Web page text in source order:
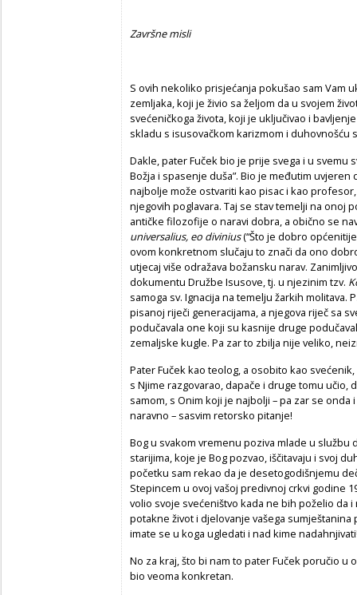
Završne misli
S ovih nekoliko prisjećanja pokušao sam Vam
zemljaka, koji je živio sa željom da u svojem
svećeničkoga života, koji je uključivao i
skladu s isusovačkom karizmom i duhovnošću
Dakle, pater Fuček bio je prije svega i u svemu
Božja i spasenje duša”. Bio je međutim
najbolje može ostvariti kao pisac i kao
njegovih poglavara. Taj se stav temelji na onoj
antičke filozofije o naravi dobra, a obično se
universalius, eo divinius(“Što je dobro
ovom konkretnom slučaju to znači da ono
utjecaj više odražava božansku narav.
dokumentu Družbe Isusove, tj. u njezinim tzv.
samoga sv. Ignacija na temelju žarkih molitava.
pisanoj riječi generacijama, a njegova riječ sa
podučavala one koji su kasnije druge
zemaljske kugle. Pa zar to zbilja nije veliko,
Pater Fuček kao teolog, a osobito kao
s Njime razgovarao, dapače i druge tomu učio,
samom, s Onim koji je najbolji – pa zar se
naravno – sasvim retorsko pitanje!
Bog u svakom vremenu poziva mlade u službu
starijima, koje je Bog pozvao, iščitavaju i svoj
početku sam rekao da je desetogodišnjemu
Stepincem u ovoj vašoj predivnoj crkvi godine
volio svoje svećeništvo kada ne bih poželio da
potakne život i djelovanje vašega sumještanina
imate se u koga ugledati i nad kime
No za kraj, što bi nam to pater Fuček poručio u
bio veoma konkretan.